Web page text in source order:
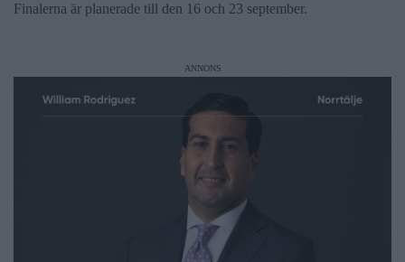
Finalerna är planerade till den 16 och 23 september.
ANNONS